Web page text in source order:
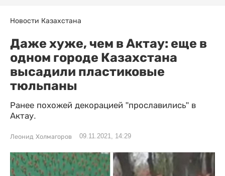
Новости Казахстана
Даже хуже, чем в Актау: еще в
одном городе Казахстана
высадили пластиковые
тюльпаны
Ранее похожей декорацией "прославились" в
Актау.
Леонид Холмагоров 09.11.2021, 14:29